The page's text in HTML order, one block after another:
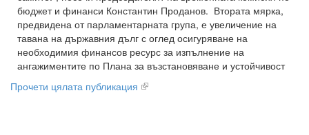
бюджет и финанси Константин Проданов. Втората мярка,
предвидена от парламентарната група, е увеличение на
тавана на държавния дълг с оглед осигуряване на
необходимия финансов ресурс за изпълнение на
ангажиментите по Плана за възстановяване и устойчивост
Прочети цялата публикация